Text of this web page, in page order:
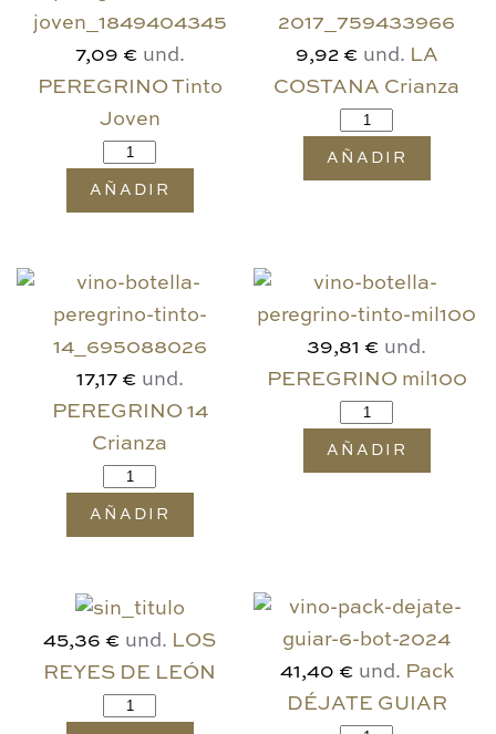
7,09 € und.
PEREGRINO Tinto
Joven
AÑADIR
9,92 € und. LA
COSTANA Crianza
AÑADIR
17,17 € und.
PEREGRINO 14
Crianza
AÑADIR
39,81 € und.
PEREGRINO mil100
AÑADIR
45,36 € und. LOS
REYES DE LEÓN
41,40 € und. Pack
DÉJATE GUIAR